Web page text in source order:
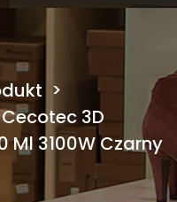
>
3D
Ml 3100W Czarny